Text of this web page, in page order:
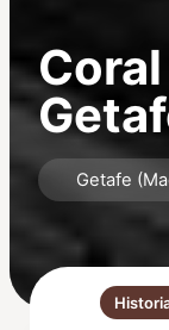
Getafe